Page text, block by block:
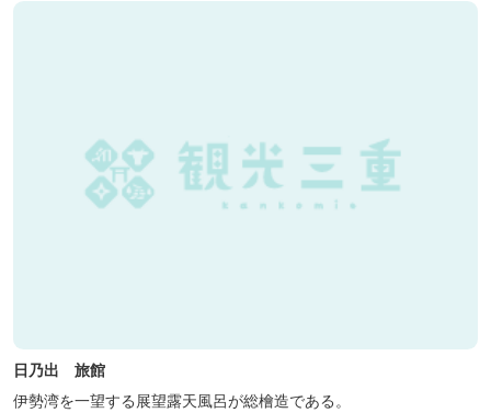
日乃出 旅館
伊勢湾を一望する展望露天風呂が総檜造である。